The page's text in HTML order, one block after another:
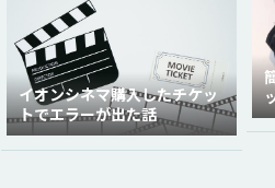
イオンシネマ購入したチケッ
トでエラーが出た話